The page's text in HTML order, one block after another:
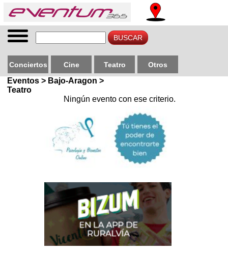
Conciertos Cine Teatro Otros
Eventos > Bajo-Aragon >
Teatro
Ningún evento con ese criterio.